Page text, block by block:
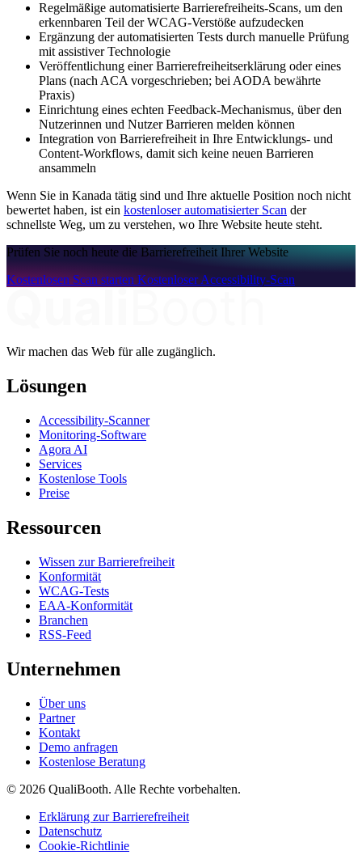
Regelmäßige automatisierte Barrierefreiheits-Scans, um den
erkennbaren Teil der WCAG-Verstöße aufzudecken
Ergänzung der automatisierten Tests durch manuelle Prüfung
mit assistiver Technologie
Veröffentlichung einer Barrierefreiheitserklärung oder eines
Plans (nach ACA vorgeschrieben; bei AODA bewährte
Praxis)
Einrichtung eines echten Feedback-Mechanismus, über den
Nutzerinnen und Nutzer Barrieren melden können
Integration von Barrierefreiheit in Ihre Entwicklungs- und
Content-Workflows, damit sich keine neuen Barrieren
ansammeln
Wenn Sie in Kanada tätig sind und Ihre aktuelle Position noch nicht
bewertet haben, ist ein kostenloser automatisierter Scan der
schnellste Weg, um zu verstehen, wo Ihre Website heute steht.
Prüfen Sie noch heute die Barrierefreiheit Ihrer Website
Kostenlosen Scan starten Kostenloser Accessibility-Scan
Wir machen das Web für alle zugänglich.
Lösungen
Accessibility-Scanner
Monitoring-Software
Agora AI
Services
Kostenlose Tools
Preise
Ressourcen
Wissen zur Barrierefreiheit
Konformität
WCAG-Tests
EAA-Konformität
Branchen
RSS-Feed
Unternehmen
Über uns
Partner
Kontakt
Demo anfragen
Kostenlose Beratung
© 2026 QualiBooth. Alle Rechte vorbehalten.
Erklärung zur Barrierefreiheit
Datenschutz
Cookie-Richtlinie